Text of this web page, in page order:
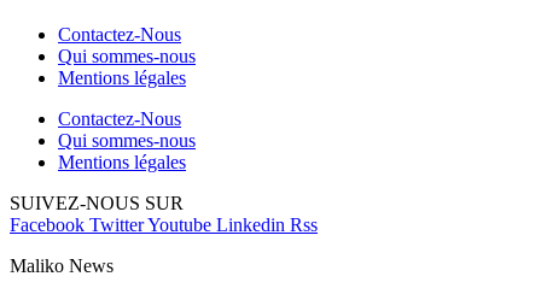
Contactez-Nous
Qui sommes-nous
Mentions légales
Contactez-Nous
Qui sommes-nous
Mentions légales
SUIVEZ-NOUS SUR
Facebook TwitterYoutube Linkedin Rss
Maliko News